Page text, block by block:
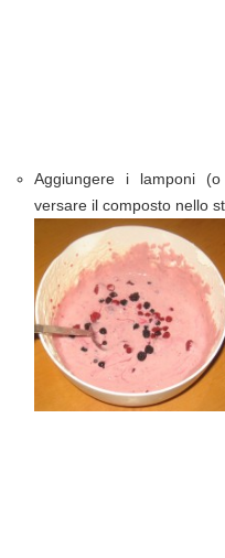
Aggiungere i lamponi
versare il composto nello